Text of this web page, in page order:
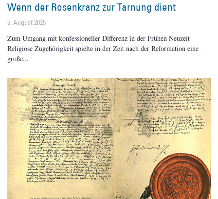
Wenn der Rosenkranz zur Tarnung dient
5. August 2025
Zum Umgang mit konfessioneller Differenz in der Frühen Neuzeit
Religiöse Zugehörigkeit spielte in der Zeit nach der Reformation eine
große